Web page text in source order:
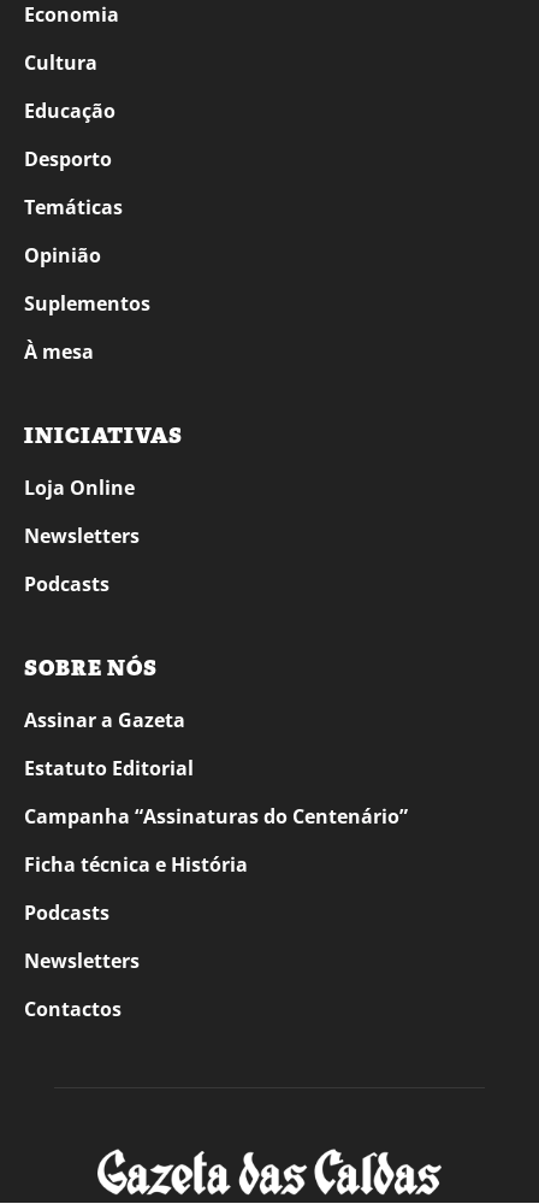
Economia
Cultura
Educação
Desporto
Temáticas
Opinião
Suplementos
À mesa
INICIATIVAS
Loja Online
Newsletters
Podcasts
SOBRE NÓS
Assinar a Gazeta
Estatuto Editorial
Campanha “Assinaturas do Centenário”
Ficha técnica e História
Podcasts
Newsletters
Contactos